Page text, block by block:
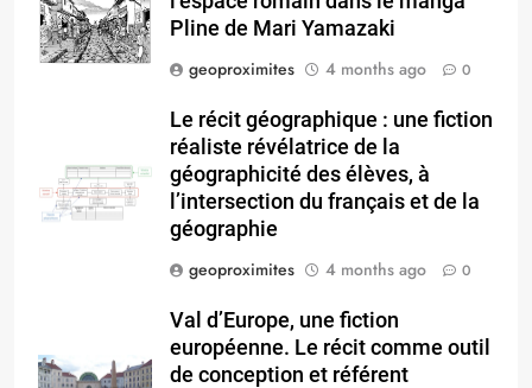
Pline de Mari Yamazaki
geoproximites
4 months ago 0
Le récit géographique : une fiction
réaliste révélatrice de la
géographicité des élèves, à
l’intersection du français et de la
géographie
geoproximites
4 months ago 0
Val d’Europe, une fiction
européenne. Le récit comme outil
de conception et référent